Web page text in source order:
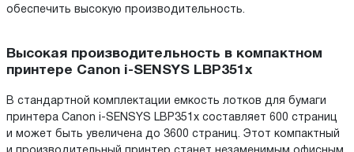
обеспечить высокую производительность.
Высокая производительность в компактном
принтере Canon i-SENSYS LBP351x
В стандартной комплектации емкость лотков для бумаги
принтера Canon i-SENSYS LBP351x составляет 600 страниц
и может быть увеличена до 3600 страниц. Этот компактный